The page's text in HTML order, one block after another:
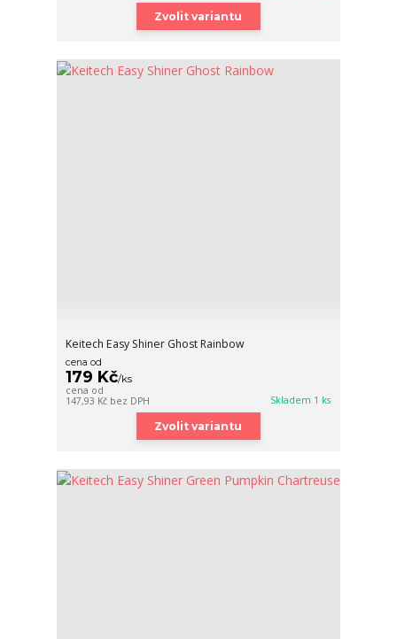
Zvolit variantu
Keitech Easy Shiner Ghost Rainbow
cena od
179 Kč/ks
cena od
147,93 Kč bez DPH Skladem 1 ks
Zvolit variantu